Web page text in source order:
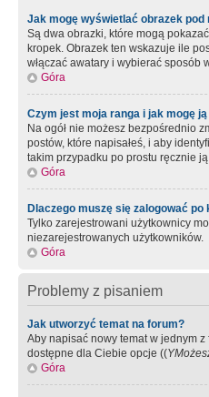
Jak mogę wyświetlać obrazek pod
Są dwa obrazki, które mogą
kropek. Obrazek ten wskazuje ile
włączać awatary i wybierać sposób
Góra
Czym jest moja ranga i jak mogę
Na ogół nie możesz bezpośrednio
postów, które napisałeś, i aby
takim przypadku po prostu ręcznie
Góra
Dlaczego muszę się zalogować
Tylko zarejestrowani użytkownicy
niezarejestrowanych użytkowników.
Góra
Problemy z pisaniem
Jak utworzyć temat na forum?
Aby napisać nowy temat w jednym
dostępne dla Ciebie opcje ((
Góra